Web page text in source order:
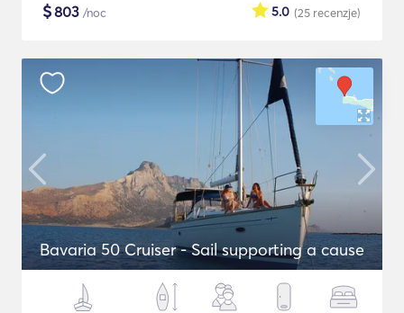
$803 /noc (25 recenzje)
5.0
Bavaria 50 Cruiser - Sail supporting a cause